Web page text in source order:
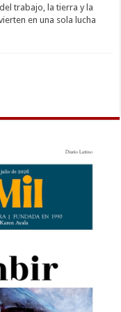
trabajo, la tierra y la
en una sola lucha